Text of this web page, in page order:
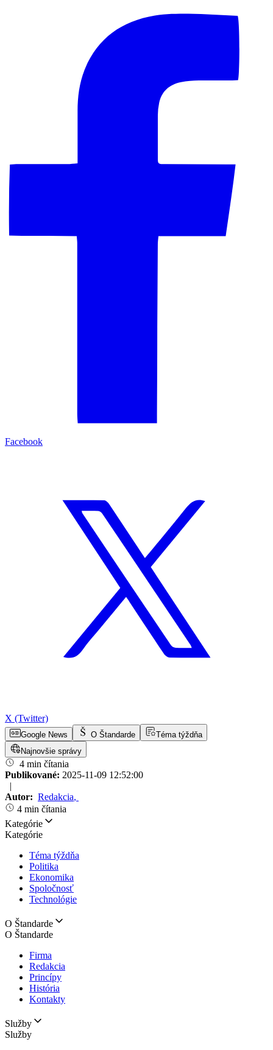
Facebook
X (Twitter)
Google News O Štandarde
Téma týždňa
Najnovšie správy
4 min čítania
Publikované: 2025-11-09 12:52:00
|
Autor: Redakcia,
4 min čítania
Kategórie
Kategórie
Téma týždňa
Politika
Ekonomika
Spoločnosť
Technológie
O Štandarde
O Štandarde
Firma
Redakcia
Princípy
História
Kontakty
Služby
Služby